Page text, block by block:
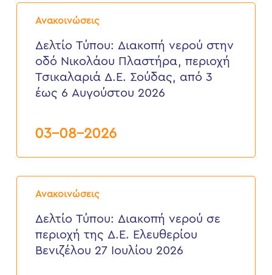
Ανακοινώσεις
Δελτίο
Τύπου:
νερού
στην
Νικολάου
Πλαστήρα,
περιοχή
Σούδας,
έως
2026
Δελτίο Τύπου: Διακοπή νερού στην
οδό Νικολάου Πλαστήρα, περιοχή
Τσικαλαριά Δ.Ε. Σούδας, από 3
έως 6 Αυγούστου 2026
03-08-2026
Ανακοινώσεις
Δελτίο
Τύπου:
νερού
περιοχή
Δελτίο Τύπου: Διακοπή νερού σε
περιοχή της Δ.Ε. Ελευθερίου
Βενιζέλου 27 Ιουλίου 2026